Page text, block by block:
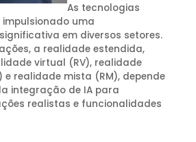
As tecnologias
uma
em diversos setores.
a realidade estendida,
virtual (RV), realidade
e realidade mista (RM), depende
integração de IA para
realistas e funcionalidades